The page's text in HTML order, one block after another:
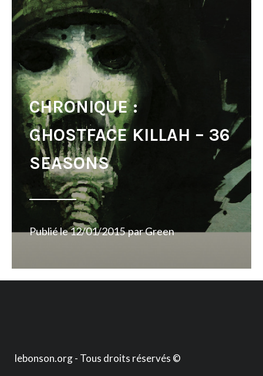
CHRONIQUE :
GHOSTFACE KILLAH – 36
SEASONS
Publié le12/01/2015 parGreen
lebonson.org - Tous droits réservés ©